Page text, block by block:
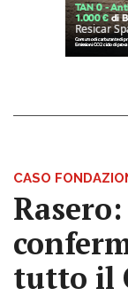
CASO
tutto il